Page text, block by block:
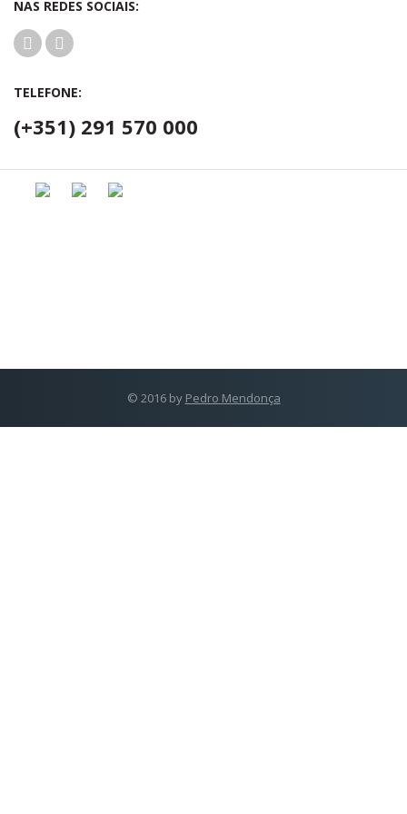
NAS REDES SOCIAIS:
TELEFONE:
(+351) 291 570 000
© 2016 by Pedro Mendonça